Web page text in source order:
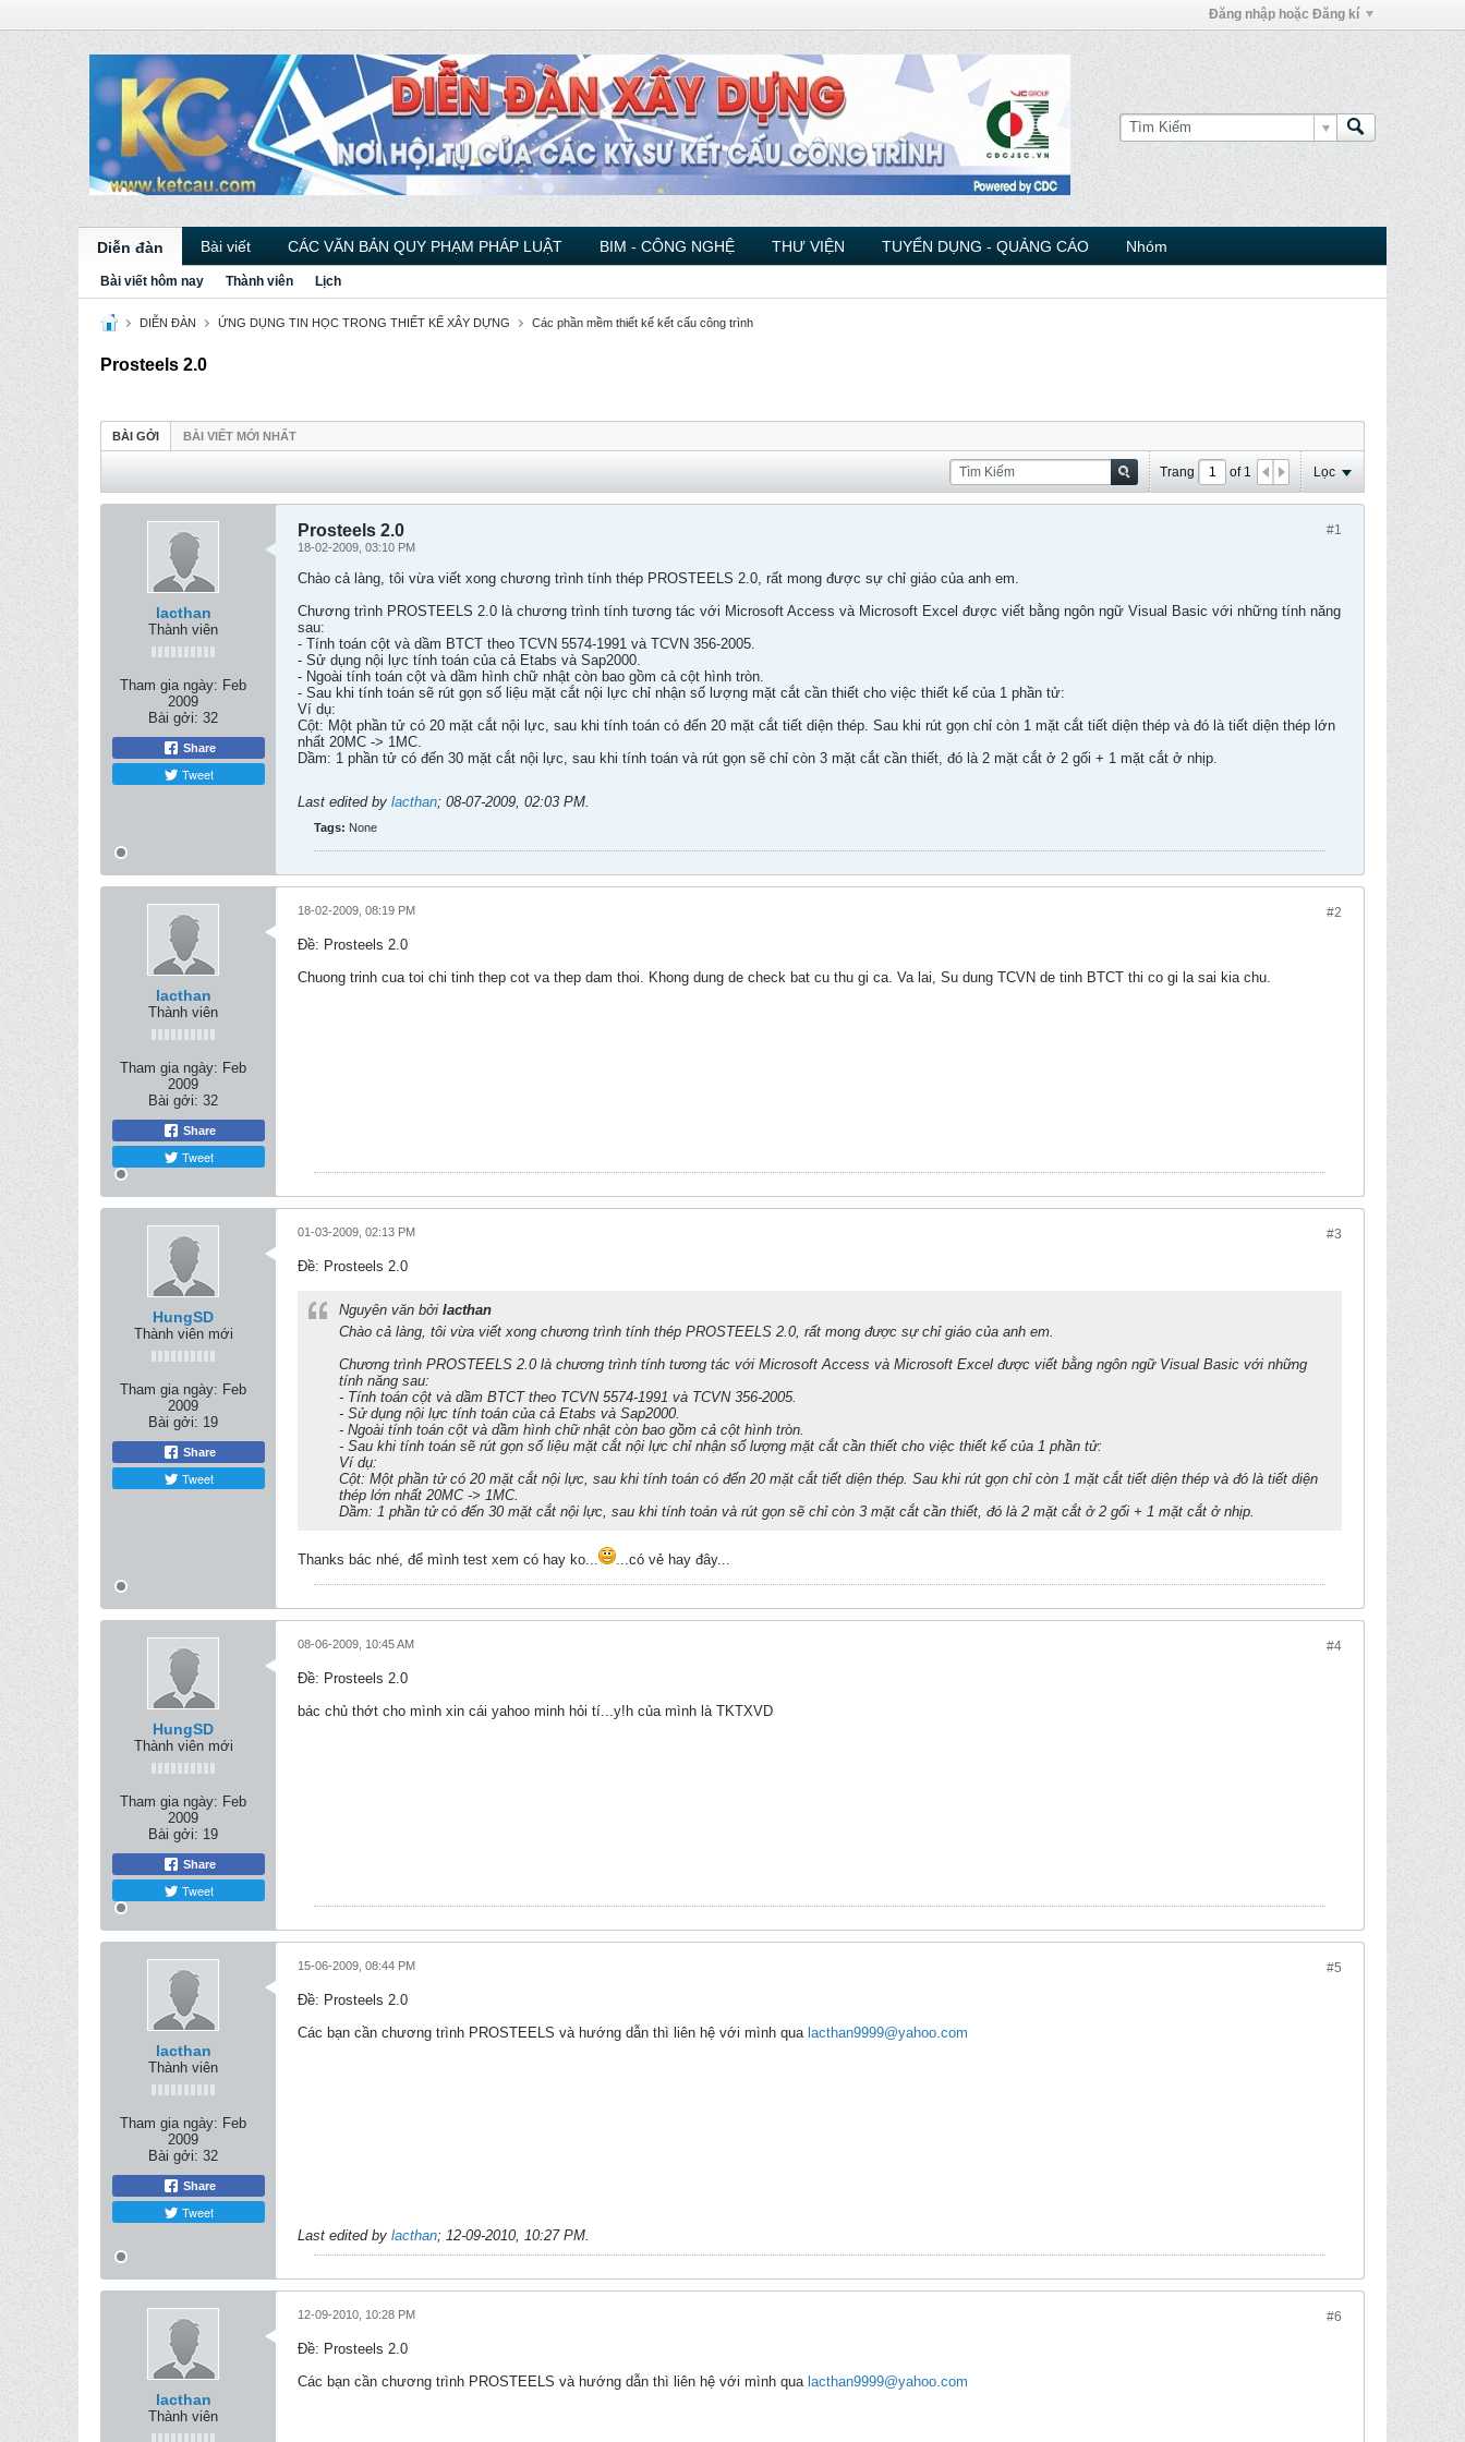
Đăng nhập hoặc Đăng kí
Diễn đàn Bài viết CÁC VĂN BẢN QUY PHẠM PHÁP LUẬT BIM - CÔNG NGHỆ THƯ VIỆN TUYỂN DỤNG - QUẢNG CÁO Nhóm
Bài viết hôm nay Thành viên Lịch
DIỄN ĐÀN ỨNG DỤNG TIN HỌC TRONG THIẾT KẾ XÂY DỰNG Các phần mềm thiết kế kết cấu công trình
Prosteels 2.0
BÀI GỞI BÀI VIẾT MỚI NHẤT
Trang of 1 Lọc
lacthan
Thành viên
Tham gia ngày: Feb
2009
Bài gởi: 32
Share
Tweet
#1
Prosteels 2.0
18-02-2009, 03:10 PM
Chào cả làng, tôi vừa viết xong chương trình tính thép PROSTEELS 2.0, rất mong được sự chỉ giáo của anh em.
Chương trình PROSTEELS 2.0 là chương trình tính tương tác với Microsoft Access và Microsoft Excel được viết bằng ngôn ngữ Visual Basic với những tính năng
sau:
- Tính toán cột và dầm BTCT theo TCVN 5574-1991 và TCVN 356-2005.
- Sử dụng nội lực tính toán của cả Etabs và Sap2000.
- Ngoài tính toán cột và dầm hình chữ nhật còn bao gồm cả cột hình tròn.
- Sau khi tính toán sẽ rút gọn số liệu mặt cắt nội lực chỉ nhận số lượng mặt cắt cần thiết cho việc thiết kế của 1 phần tử:
Ví dụ:
Cột: Một phần tử có 20 mặt cắt nội lực, sau khi tính toán có đến 20 mặt cắt tiết diện thép. Sau khi rút gọn chỉ còn 1 mặt cắt tiết diện thép và đó là tiết diện thép lớn
nhất 20MC -> 1MC.
Dầm: 1 phần tử có đến 30 mặt cắt nội lực, sau khi tính toán và rút gọn sẽ chỉ còn 3 mặt cắt cần thiết, đó là 2 mặt cắt ở 2 gối + 1 mặt cắt ở nhịp.
Last edited by lacthan; 08-07-2009, 02:03 PM.
Tags: None
lacthan
Thành viên
Tham gia ngày: Feb
2009
Bài gởi: 32
Share
Tweet
#2
18-02-2009, 08:19 PM
Ðề: Prosteels 2.0
Chuong trinh cua toi chi tinh thep cot va thep dam thoi. Khong dung de check bat cu thu gi ca. Va lai, Su dung TCVN de tinh BTCT thi co gi la sai kia chu.
HungSD
Thành viên mới
Tham gia ngày: Feb
2009
Bài gởi: 19
Share
Tweet
#3
01-03-2009, 02:13 PM
Ðề: Prosteels 2.0
Nguyên văn bởi lacthan
Chào cả làng, tôi vừa viết xong chương trình tính thép PROSTEELS 2.0, rất mong được sự chỉ giáo của anh em.
Chương trình PROSTEELS 2.0 là chương trình tính tương tác với Microsoft Access và Microsoft Excel được viết bằng ngôn ngữ Visual Basic với những
tính năng sau:
- Tính toán cột và dầm BTCT theo TCVN 5574-1991 và TCVN 356-2005.
- Sử dụng nội lực tính toán của cả Etabs và Sap2000.
- Ngoài tính toán cột và dầm hình chữ nhật còn bao gồm cả cột hình tròn.
- Sau khi tính toán sẽ rút gọn số liệu mặt cắt nội lực chỉ nhận số lượng mặt cắt cần thiết cho việc thiết kế của 1 phần tử:
Ví dụ:
Cột: Một phần tử có 20 mặt cắt nội lực, sau khi tính toán có đến 20 mặt cắt tiết diện thép. Sau khi rút gọn chỉ còn 1 mặt cắt tiết diện thép và đó là tiết diện
thép lớn nhất 20MC -> 1MC.
Dầm: 1 phần tử có đến 30 mặt cắt nội lực, sau khi tính toán và rút gọn sẽ chỉ còn 3 mặt cắt cần thiết, đó là 2 mặt cắt ở 2 gối + 1 mặt cắt ở nhịp.
Thanks bác nhé, để mình test xem có hay ko... ...có vẻ hay đây...
HungSD
Thành viên mới
Tham gia ngày: Feb
2009
Bài gởi: 19
Share
Tweet
#4
08-06-2009, 10:45 AM
Ðề: Prosteels 2.0
bác chủ thớt cho mình xin cái yahoo minh hỏi tí...y!h của mình là TKTXVD
lacthan
Thành viên
Tham gia ngày: Feb
2009
Bài gởi: 32
Share
Tweet
#5
15-06-2009, 08:44 PM
Ðề: Prosteels 2.0
Các bạn cần chương trình PROSTEELS và hướng dẫn thì liên hệ với mình qua lacthan9999@yahoo.com
Last edited by lacthan; 12-09-2010, 10:27 PM.
lacthan
Thành viên
#6
12-09-2010, 10:28 PM
Ðề: Prosteels 2.0
Các bạn cần chương trình PROSTEELS và hướng dẫn thì liên hệ với mình qua lacthan9999@yahoo.com